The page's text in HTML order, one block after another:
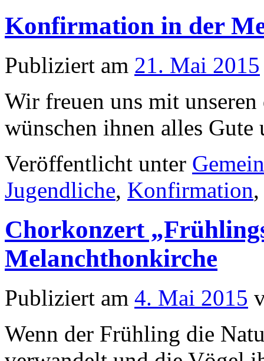
Konfirmation in der
Publiziert am 21. Mai 2015
Wir freuen uns mit
wünschen ihnen alles
Veröffentlicht unter
Jugendliche, Konfirmation
Chorkonzert
Melanchthonkirche
Publiziert am 4. Mai 2015
Wenn der Frühling die